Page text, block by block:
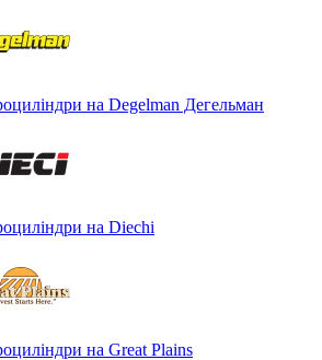
на Degelman Дегельман
на Diechi
на Great Plains